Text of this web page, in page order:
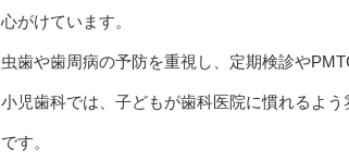
心がけています。
虫歯や歯周病の予防を重視し、定期検診や
小児歯科では、子どもが歯科医院に慣れるよ
です。